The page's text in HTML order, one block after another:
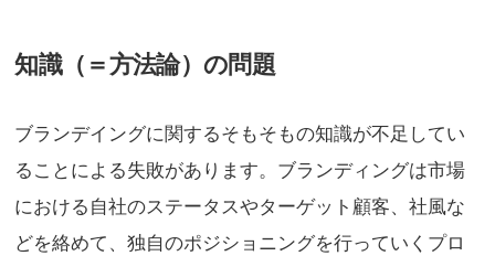
知識（＝方法論）の問題
ブランデイングに関するそもそもの知識が不足してい
ることによる失敗があります。ブランディングは市場
における自社のステータスやターゲット顧客、社風な
どを絡めて、独自のポジショニングを行っていくプロ